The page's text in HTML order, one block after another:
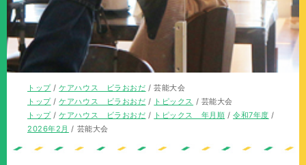
現
在
の
位
トップ/ケアハウス ビラおおだ /芸能大会
現
在
の
トップ/ケアハウス ビラおおだ / トピックス / 芸能大会
現
在
トップ/ケアハウス ビラおおだ / トピックス 年月順 / 令和7年度 /
2026年2月 / 芸能大会